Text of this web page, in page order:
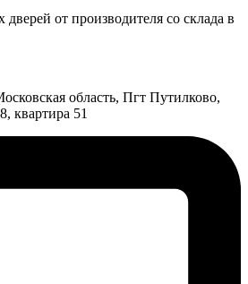
от производителя со склада в
область, Пгт Путилково,
квартира 51